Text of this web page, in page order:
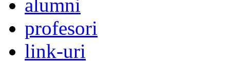
alumni
profesori
link-uri